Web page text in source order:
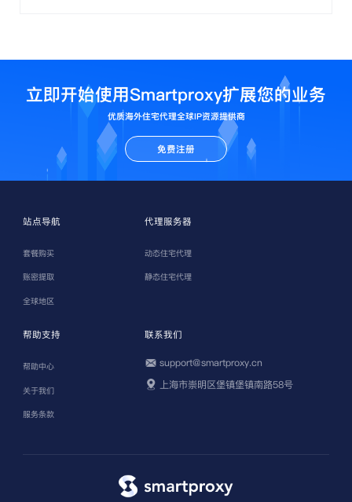
立即开始使用Smartproxy扩展您的业务
优质海外住宅代理全球IP资源提供商
免费注册
站点导航
套餐购买
账密提取
全球地区
代理服务器
动态住宅代理
静态住宅代理
帮助支持
帮助中心
关于我们
服务条款
联系我们
support@smartproxy.cn
上海市崇明区堡镇堡镇南路58号